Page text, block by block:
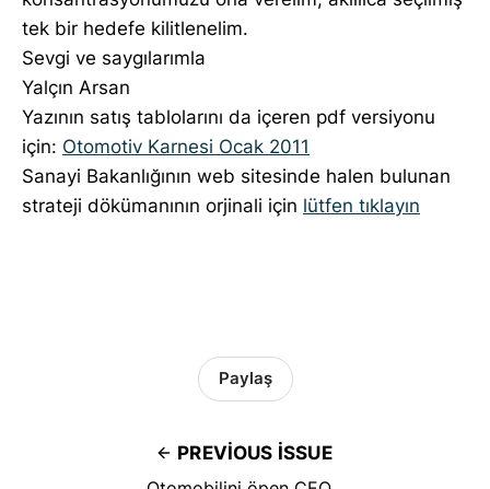
tek bir hedefe kilitlenelim.
Sevgi ve saygılarımla
Yalçın Arsan
Yazının satış tablolarını da içeren pdf versiyonu
için: Otomotiv Karnesi Ocak 2011
Sanayi Bakanlığının web sitesinde halen bulunan
strateji dökümanının orjinali için lütfen tıklayın
PREVIOUS ISSUE
Paylaş